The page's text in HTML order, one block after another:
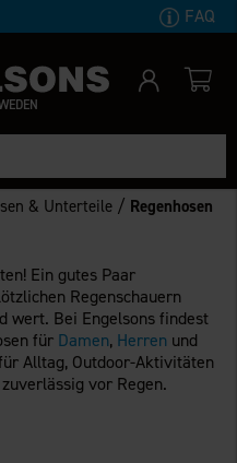
FAQ
& Unterteile / Regenhosen
Ein gutes Paar
Regenschauern
wert. Bei Engelsons findest
für Damen, Herren und
Alltag, Outdoor-Aktivitäten
vor Regen.